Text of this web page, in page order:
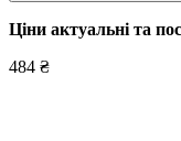
Ціни актуальні та
484 ₴